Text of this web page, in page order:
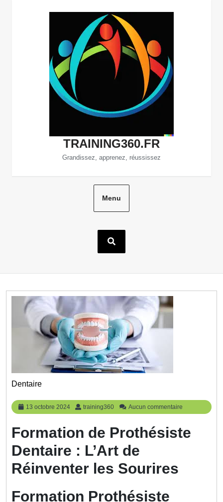
TRAINING360.FR
Grandissez, apprenez, réussissez
Menu
Dentaire
13 octobre 2024
13
octobre
training360 training360
Aucun commentaire
Formation de Prothésiste
Dentaire : L’Art de
Réinventer les Sourires
Formation Prothésiste